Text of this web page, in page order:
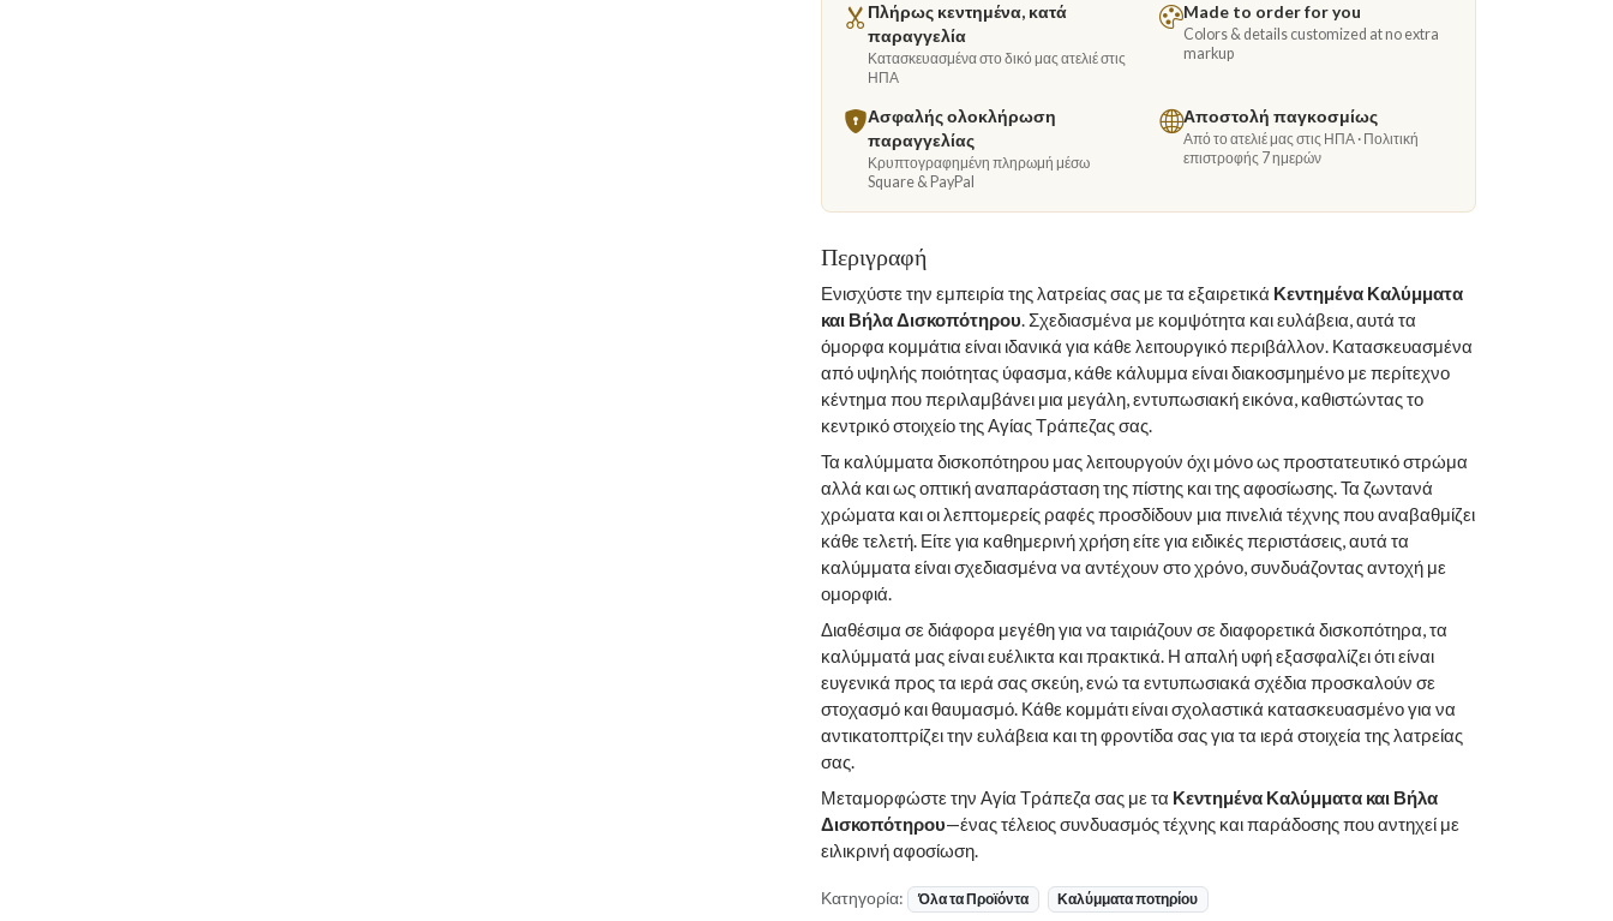
Πλήρως κεντημένα, κατά
παραγγελία
Κατασκευασμένα στο δικό μας ατελιέ στις
ΗΠΑ
Made to order for you
Colors & details customized at no extra
markup
Ασφαλής ολοκλήρωση
παραγγελίας
Κρυπτογραφημένη πληρωμή μέσω
Square & PayPal
Αποστολή παγκοσμίως
Από το ατελιέ μας στις ΗΠΑ · Πολιτική
επιστροφής 7 ημερών
Περιγραφή
Ενισχύστε την εμπειρία της λατρείας σας με τα εξαιρετικά Κεντημένα Καλύμματα
και Βήλα Δισκοπότηρου. Σχεδιασμένα με κομψότητα και ευλάβεια, αυτά τα
όμορφα κομμάτια είναι ιδανικά για κάθε λειτουργικό περιβάλλον. Κατασκευασμένα
από υψηλής ποιότητας ύφασμα, κάθε κάλυμμα είναι διακοσμημένο με περίτεχνο
κέντημα που περιλαμβάνει μια μεγάλη, εντυπωσιακή εικόνα, καθιστώντας το
κεντρικό στοιχείο της Αγίας Τράπεζας σας.
Τα καλύμματα δισκοπότηρου μας λειτουργούν όχι μόνο ως προστατευτικό στρώμα
αλλά και ως οπτική αναπαράσταση της πίστης και της αφοσίωσης. Τα ζωντανά
χρώματα και οι λεπτομερείς ραφές προσδίδουν μια πινελιά τέχνης που αναβαθμίζει
κάθε τελετή. Είτε για καθημερινή χρήση είτε για ειδικές περιστάσεις, αυτά τα
καλύμματα είναι σχεδιασμένα να αντέχουν στο χρόνο, συνδυάζοντας αντοχή με
ομορφιά.
Διαθέσιμα σε διάφορα μεγέθη για να ταιριάζουν σε διαφορετικά δισκοπότηρα, τα
καλύμματά μας είναι ευέλικτα και πρακτικά. Η απαλή υφή εξασφαλίζει ότι είναι
ευγενικά προς τα ιερά σας σκεύη, ενώ τα εντυπωσιακά σχέδια προσκαλούν σε
στοχασμό και θαυμασμό. Κάθε κομμάτι είναι σχολαστικά κατασκευασμένο για να
αντικατοπτρίζει την ευλάβεια και τη φροντίδα σας για τα ιερά στοιχεία της λατρείας
σας.
Μεταμορφώστε την Αγία Τράπεζα σας με τα Κεντημένα Καλύμματα και Βήλα
Δισκοπότηρου—ένας τέλειος συνδυασμός τέχνης και παράδοσης που αντηχεί με
ειλικρινή αφοσίωση.
Κατηγορία: Όλα τα Προϊόντα Καλύμματα ποτηρίου